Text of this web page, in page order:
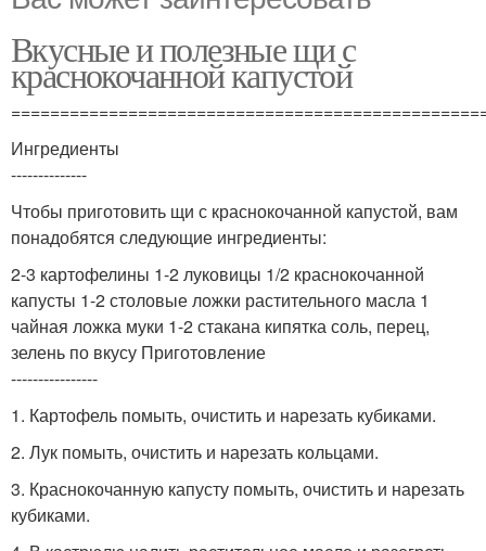
Вкусные и полезные щи с
краснокочанной капустой
Ингредиенты
--------------
Чтобы приготовить щи с краснокочанной капустой, вам
понадобятся следующие ингредиенты:
2-3 картофелины 1-2 луковицы 1/2 краснокочанной
капусты 1-2 столовые ложки растительного масла 1
чайная ложка муки 1-2 стакана кипятка соль, перец,
зелень по вкусу Приготовление
----------------
1. Картофель помыть, очистить и нарезать кубиками.
2. Лук помыть, очистить и нарезать кольцами.
3. Краснокочанную капусту помыть, очистить и нарезать
кубиками.